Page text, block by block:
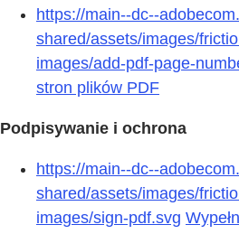
https://main--dc--
shared/assets/images/
images/add-pdf-page-
stron plików PDF
Podpisywanie i ochrona
https://main--dc--
shared/assets/images/
images/sign-pdf.svg